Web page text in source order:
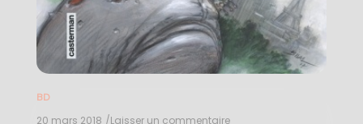
BD
20 mars 2018 /Laisser un commentaireon